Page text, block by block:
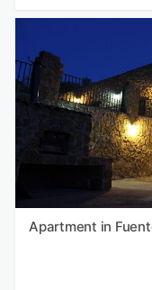
Apartment in